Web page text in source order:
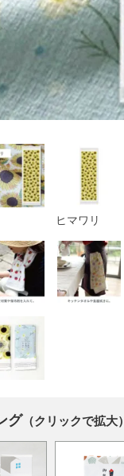
ヒマワリ
グ（クリックで拡大）